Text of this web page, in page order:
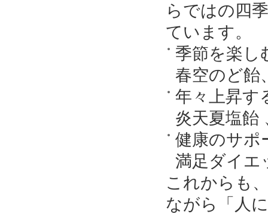
らではの四
ています。
季節を楽し
春空のど飴
年々上昇す
炎天夏塩飴
健康のサポ
満足ダイエ
これからも
ながら「人